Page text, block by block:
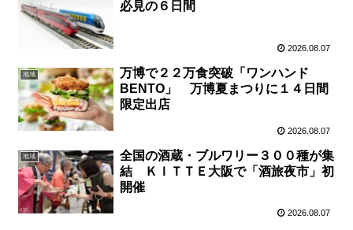
必見の６日間
2026.08.07
地域
万博で２２万食突破「ワンハンド
BENTO」 万博夏まつりに１４日間
限定出店
2026.08.07
地域
全国の酒蔵・ブルワリー３００種が集
結 ＫＩＴＴＥ大阪で「酒旅夜市」初
開催
2026.08.07